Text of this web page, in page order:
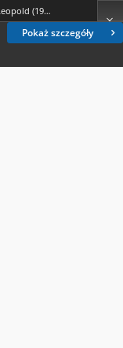
Pokaż szczegóły
Dolecki, Leopold (1937- ); Harasimiuk, Marian (1941-); Wojtanowicz, Józef (1936-2015)